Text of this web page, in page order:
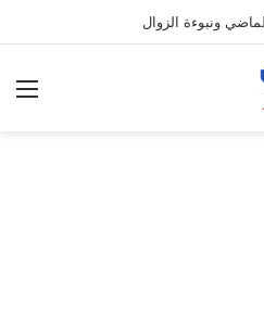
ونبوءة الزوال